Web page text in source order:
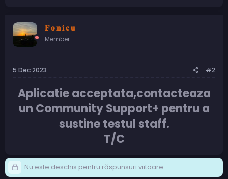
𝐅 𝐨 𝐧 𝐢 𝐜 𝐮
Member
5 Dec 2023 #2
Aplicatie acceptata,contacteaza
un Community Support+ pentru a
sustine testul staff.
T/C
Nu este deschis pentru răspunsuri viitoare.